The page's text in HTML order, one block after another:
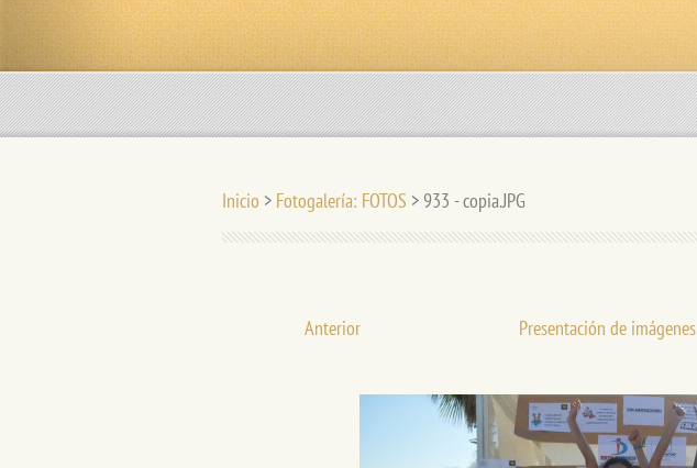
Inicio > Fotogalería: FOTOS > 933 - copia.JPG
Anterior Presentación de imágenes